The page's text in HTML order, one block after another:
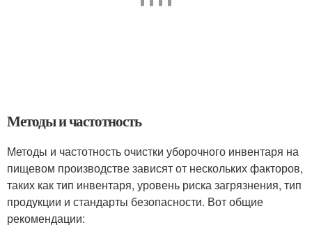
Методы и частотность
Методы и частотность очистки уборочного инвентаря на
пищевом производстве зависят от нескольких факторов,
таких как тип инвентаря, уровень риска загрязнения, тип
продукции и стандарты безопасности. Вот общие
рекомендации: